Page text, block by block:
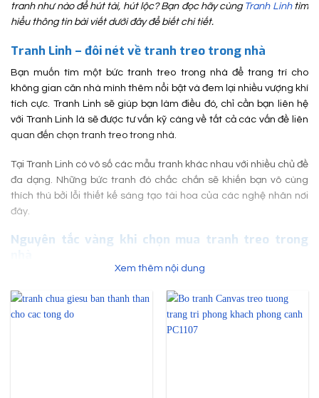
tranh như nào để hút tài, hút lộc? Bạn đọc hãy cùng Tranh Linhtìm
hiểu thông tin bài viết dưới đây để biết chi tiết.
Tranh Linh – đôi nét về tranh treo trong nhà
Bạn muốn tìm một bức tranh treo trong nhà để trang trí cho
không gian căn nhà mình thêm nổi bật và đem lại nhiều vượng khí
tích cực. Tranh Linh sẽ giúp bạn làm điều đó, chỉ cần bạn liên hệ
với Tranh Linh là sẽ được tư vấn kỹ càng về tất cả các vấn đề liên
quan đến chọn tranh treo trong nhà.
Tại Tranh Linh có vô số các mẫu tranh khác nhau với nhiều chủ đề
đa dạng. Những bức tranh đó chắc chắn sẽ khiến bạn vô cùng
thích thú bởi lỗi thiết kế sáng tạo tài hoa của các nghệ nhân nơi
đây.
Nguyên tắc vàng khi chọn mua tranh treo trong
Những nguyên tắc này sẽ giúp bạn lựa chọn được bức tranh đẹp
mang lại nhiều ý nghĩa phong thủy tốt đẹp nhất. Các nguyên tắc
đó như sau:
Chọn mua tranh theo phong cách
Xem thêm nội dung